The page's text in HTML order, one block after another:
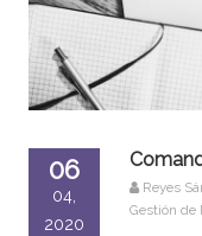
06
04,
2020
Reyes
Gestión de